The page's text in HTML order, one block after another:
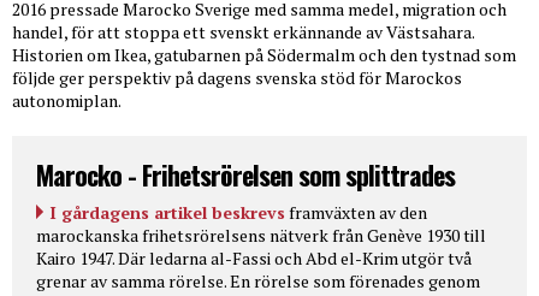
2016 pressade Marocko Sverige med samma medel, migration och
handel, för att stoppa ett svenskt erkännande av Västsahara.
Historien om Ikea, gatubarnen på Södermalm och den tystnad som
följde ger perspektiv på dagens svenska stöd för Marockos
autonomiplan.
Marocko - Frihetsrörelsen som splittrades
I gårdagens artikel beskrevs framväxten av den
marockanska frihetsrörelsens nätverk från Genève 1930 till
Kairo 1947. Där ledarna al-Fassi och Abd el-Krim utgör två
grenar av samma rörelse. En rörelse som förenades genom